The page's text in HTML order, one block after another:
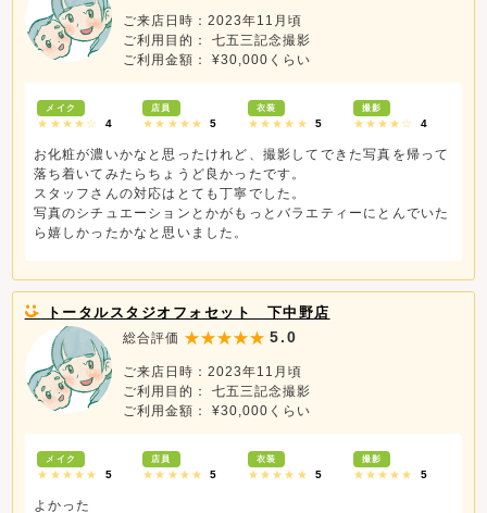
ご来店日時：2023年11月頃
ご利用目的： 七五三記念撮影
ご利用金額： ¥30,000くらい
メイク
★★★★☆ 4
店員
★★★★★ 5
衣装
★★★★★ 5
撮影
★★★★☆ 4
お化粧が濃いかなと思ったけれど、撮影してできた写真を帰って
落ち着いてみたらちょうど良かったです。
スタッフさんの対応はとても丁寧でした。
写真のシチュエーションとかがもっとバラエティーにとんでいた
ら嬉しかったかなと思いました。
トータルスタジオフォセット 下中野店
総合評価 5.0
ご来店日時：2023年11月頃
ご利用目的： 七五三記念撮影
ご利用金額： ¥30,000くらい
メイク
★★★★★ 5
店員
★★★★★ 5
衣装
★★★★★ 5
撮影
★★★★★ 5
よかった